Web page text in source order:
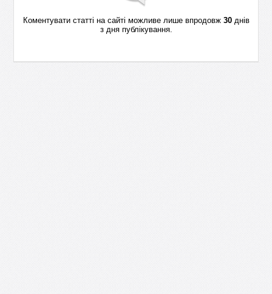
Коментувати статті на сайті можливе лише впродовж 30днів
з дня публікування.